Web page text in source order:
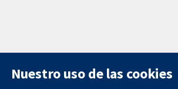
Nuestro uso de las cookies